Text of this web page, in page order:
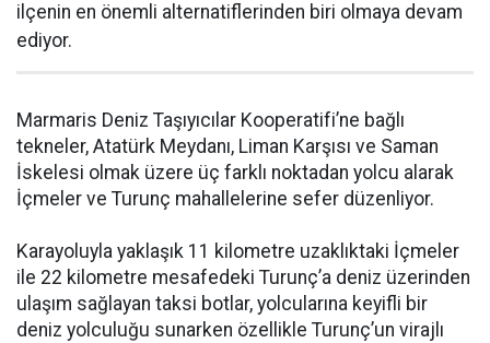
ilçenin en önemli alternatiflerinden biri olmaya devam
ediyor.
Marmaris Deniz Taşıyıcılar Kooperatifi’ne bağlı
tekneler, Atatürk Meydanı, Liman Karşısı ve Saman
İskelesi olmak üzere üç farklı noktadan yolcu alarak
İçmeler ve Turunç mahallelerine sefer düzenliyor.
Karayoluyla yaklaşık 11 kilometre uzaklıktaki İçmeler
ile 22 kilometre mesafedeki Turunç’a deniz üzerinden
ulaşım sağlayan taksi botlar, yolcularına keyifli bir
deniz yolculuğu sunarken özellikle Turunç’un virajlı